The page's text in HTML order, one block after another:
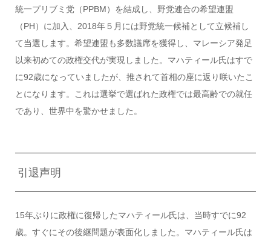
統一プリブミ党（PPBM）を結成し、野党連合の希望連盟
（PH）に加入、2018年５月には野党統一候補として立候補し
て当選します。希望連盟も多数議席を獲得し、マレーシア発足
以来初めての政権交代が実現しました。マハティール氏はすで
に92歳になっていましたが、推されて首相の座に返り咲いたこ
とになります。これは選挙で選ばれた政権では最高齢での就任
であり、世界中を驚かせました。
引退声明
15年ぶりに政権に復帰したマハティール氏は、当時すでに92
歳。すぐにその後継問題が表面化しました。マハティール氏は